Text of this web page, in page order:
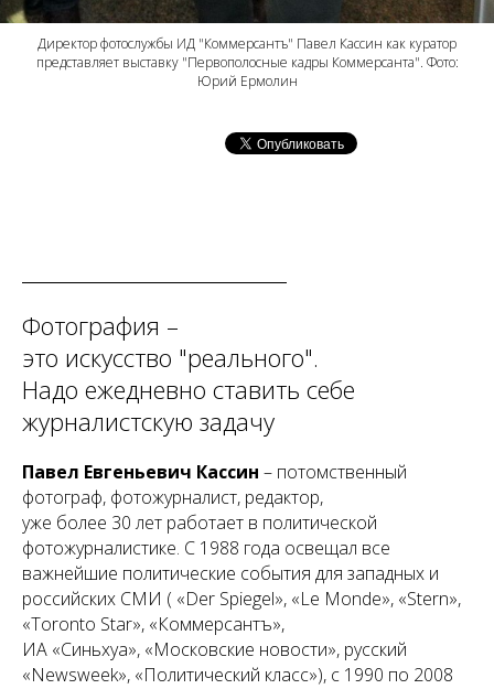
Директор фотослужбы ИД "Коммерсантъ" Павел Кассин как куратор
представляет выставку "Первополосные кадры Коммерсанта". Фото:
Юрий Ермолин
Фотография –
это искусство "реального".
Надо ежедневно ставить себе
журналистскую задачу
Павел Евгеньевич Кассин – потомственный
фотограф, фотожурналист, редактор,
уже более 30 лет работает в политической
фотожурналистике. С 1988 года освещал все
важнейшие политические события для западных и
российских СМИ ( «Der Spiegel», «Le Monde», «Stern»,
«Toronto Star», «Коммерсантъ»,
ИА «Синьхуа», «Московские новости», русский
«Newsweek», «Политический класс»), с 1990 по 2008